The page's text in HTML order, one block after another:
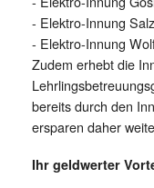
- Elektro-Innung
- Elektro-Innung
Zudem erhebt die
bereits durch den
ersparen daher
Ihr geldwerter